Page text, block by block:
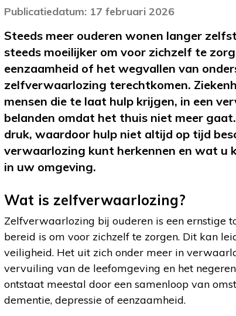
Publicatiedatum: 17 februari 2026
Steeds meer ouderen wonen langer
steeds moeilijker om voor zichzelf te
eenzaamheid of het wegvallen van
zelfverwaarlozing terechtkomen.
mensen die te laat hulp krijgen, in een
belanden omdat het thuis niet meer
druk, waardoor hulp niet altijd op tijd
verwaarlozing kunt herkennen en wat u
in uw omgeving.
Wat is zelfverwaarlozing?
Zelfverwaarlozing bij ouderen is een ernstige
bereid is om voor zichzelf te zorgen. Dit kan
veiligheid. Het uit zich onder meer in
vervuiling van de leefomgeving en het
ontstaat meestal door een samenloop van
dementie, depressie of eenzaamheid.